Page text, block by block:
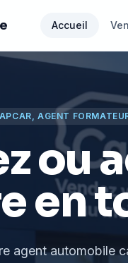
Accueil
AGENT
ou
en
agent automobile